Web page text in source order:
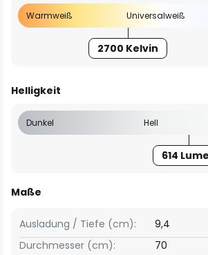
Warmweiß Universalweiß
2700 Kelvin
Helligkeit
Dunkel Hell
614
Maße
Ausladung / Tiefe (cm):
9,4
Durchmesser (cm):
70